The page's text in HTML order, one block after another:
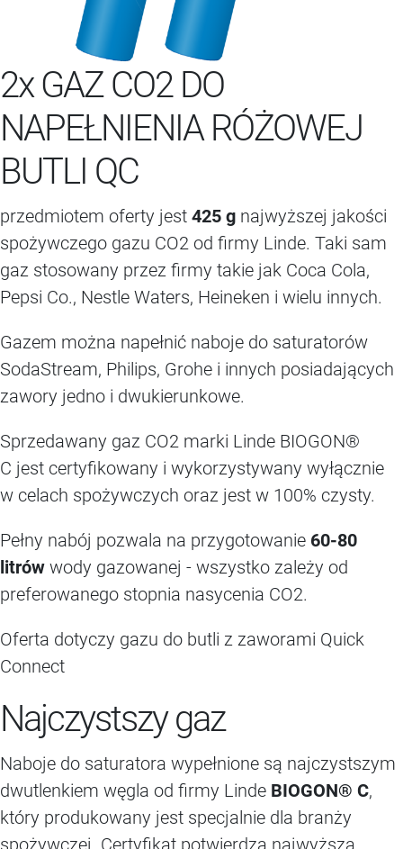
2x GAZ CO2 DO
NAPEŁNIENIA RÓŻOWEJ
BUTLI QC
przedmiotem oferty jest 425 g najwyższej jakości
spożywczego gazu CO2 od firmy Linde. Taki sam
gaz stosowany przez firmy takie jak Coca Cola,
Pepsi Co., Nestle Waters, Heineken i wielu innych.
Gazem można napełnić naboje do saturatorów
SodaStream, Philips, Grohe i innych posiadających
zawory jedno i dwukierunkowe.
Sprzedawany gaz CO2 marki Linde BIOGON®
C jest certyfikowany i wykorzystywany wyłącznie
w celach spożywczych oraz jest w 100% czysty.
Pełny nabój pozwala na przygotowanie 60-80
litrów wody gazowanej - wszystko zależy od
preferowanego stopnia nasycenia CO2.
Oferta dotyczy gazu do butli z zaworami Quick
Connect
Najczystszy gaz
Naboje do saturatora wypełnione są najczystszym
dwutlenkiem węgla od firmy Linde BIOGON® C,
który produkowany jest specjalnie dla branży
spożywczej. Certyfikat potwierdza najwyższą